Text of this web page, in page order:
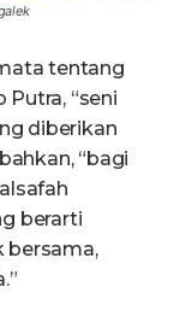
tentang
Putra, “seni
diberikan
“bagi
berarti
bersama,